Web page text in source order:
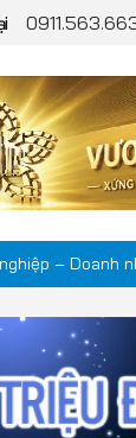
– Doanh
nhân